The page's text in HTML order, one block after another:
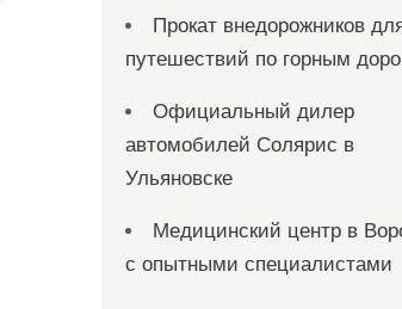
Прокат внедорожников
путешествий по горным
Официальный дилер
автомобилей Солярис в
Ульяновске
Медицинский центр в
с опытными специалистами